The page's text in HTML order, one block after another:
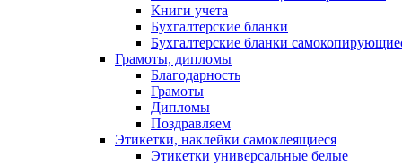
Книги учета
Бухгалтерские бланки
Бухгалтерские бланки
Грамоты, дипломы
Благодарность
Грамоты
Дипломы
Поздравляем
Этикетки, наклейки самоклеящиеся
Этикетки универсальные белые